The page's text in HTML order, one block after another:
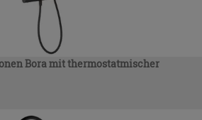
Bora mit thermostatmischer